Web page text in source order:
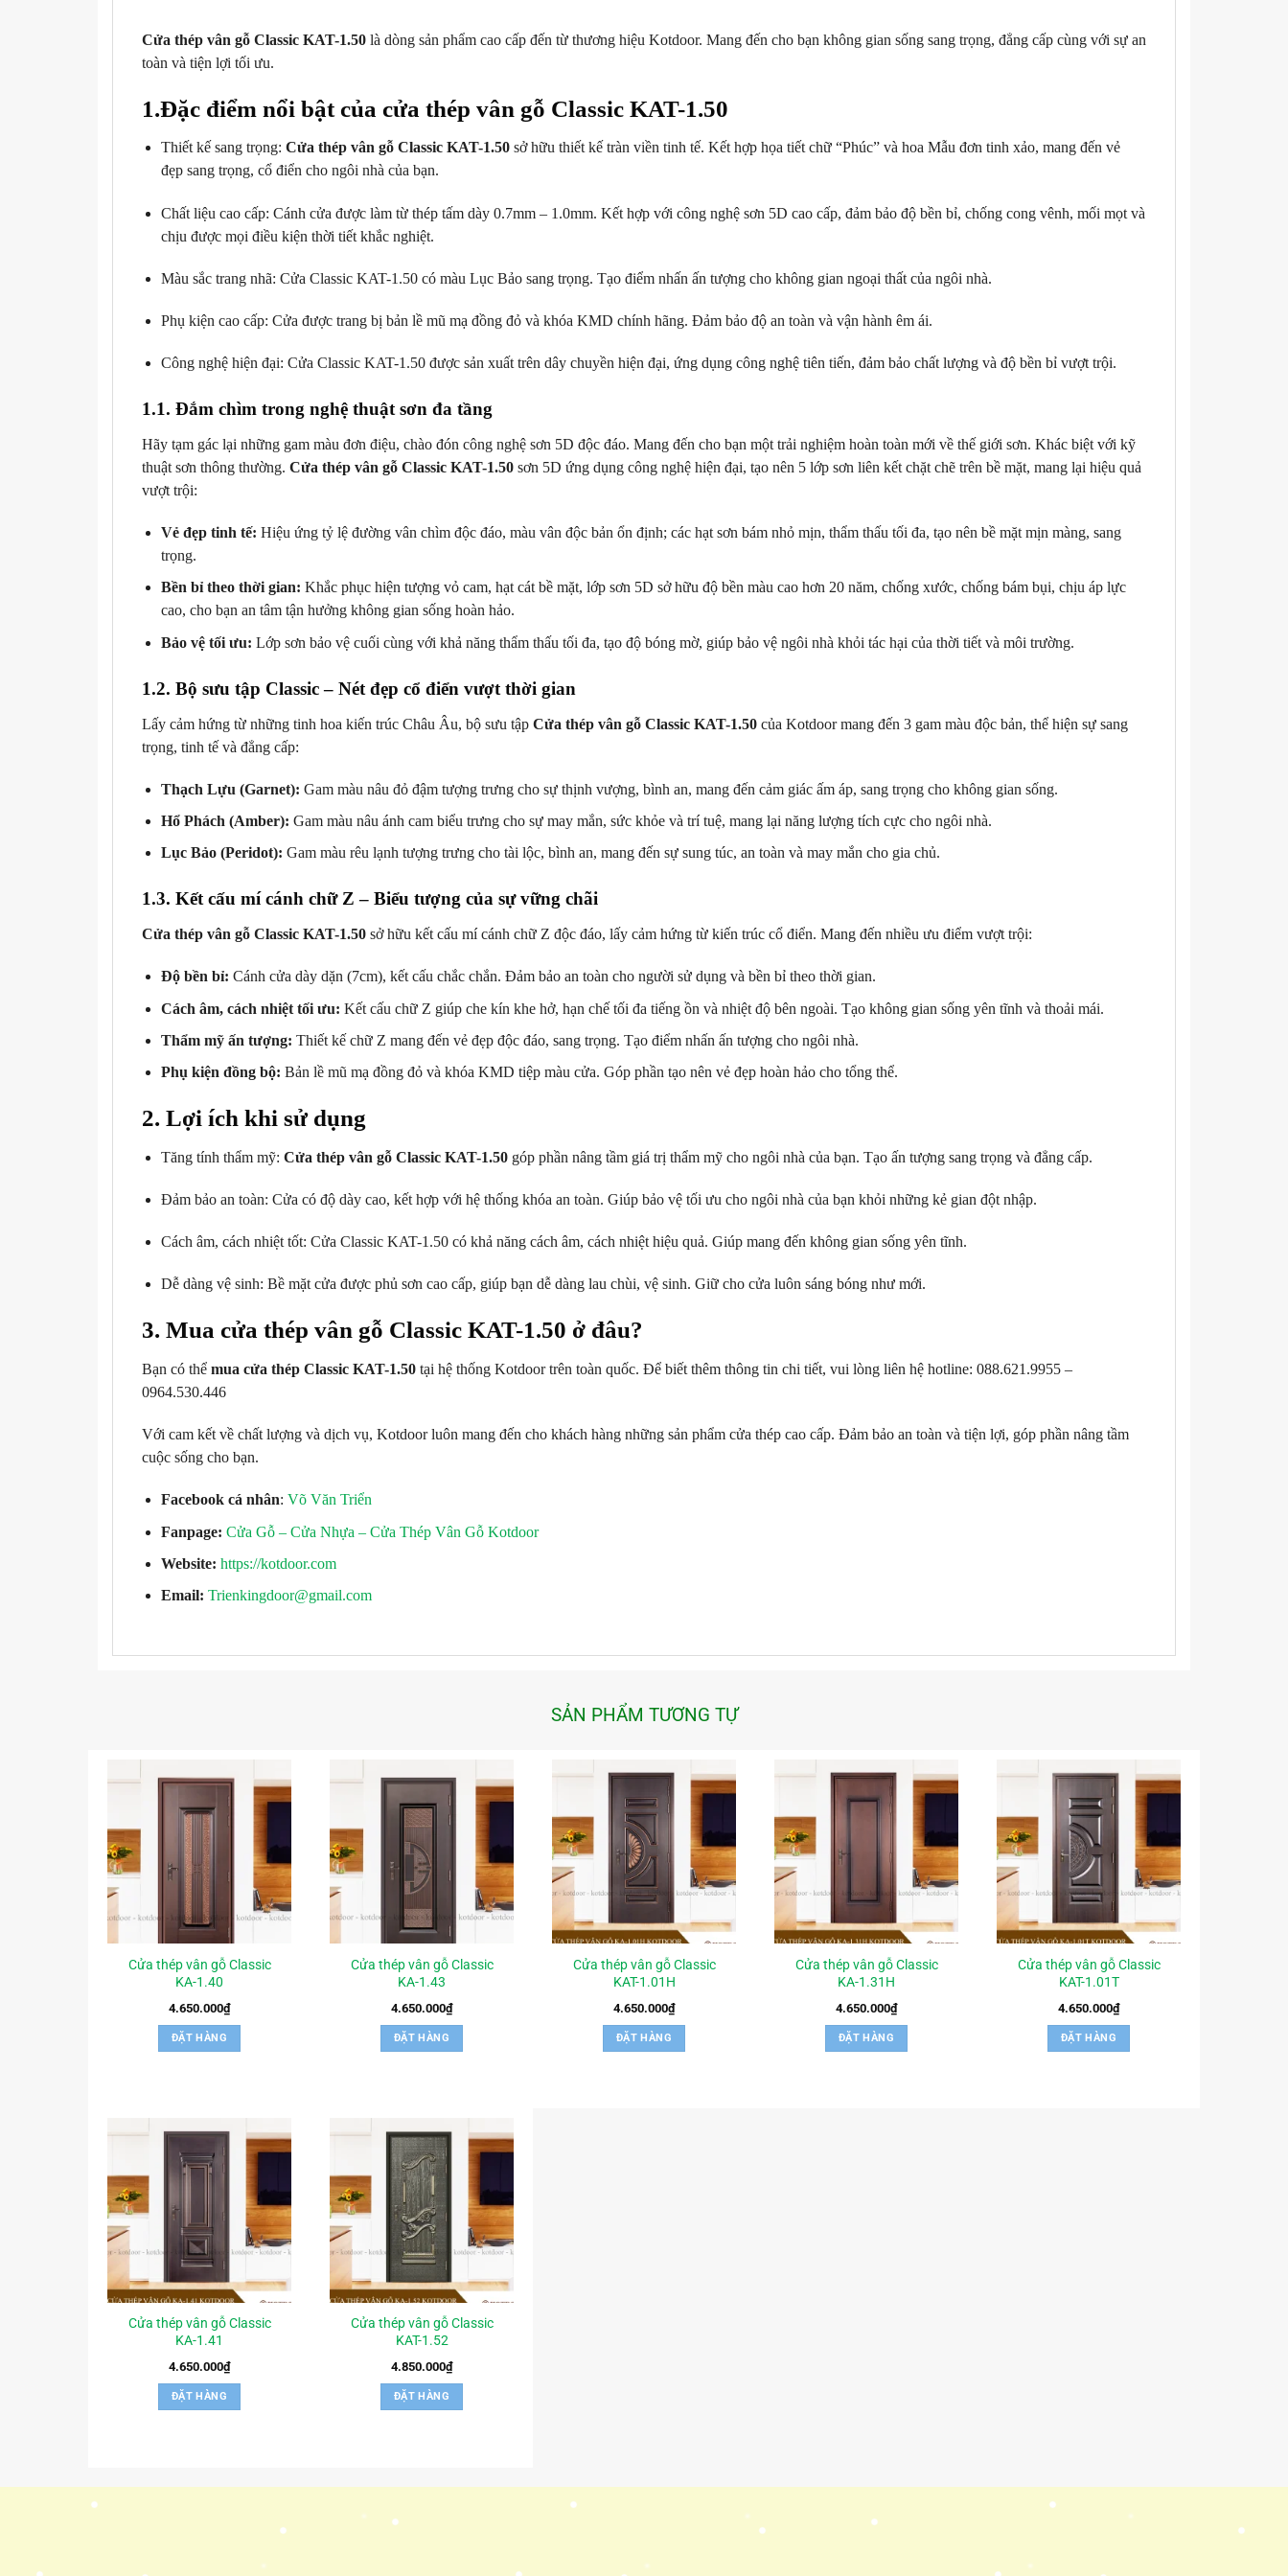
Cửa thép vân gỗ Classic KAT-1.50 là dòng sản phẩm cao cấp đến từ thương hiệu Kotdoor. Mang đến cho bạn không gian sống sang trọng, đẳng cấp cùng với sự an
toàn và tiện lợi tối ưu.
1.Đặc điểm nổi bật của cửa thép vân gỗ Classic KAT-1.50
Thiết kế sang trọng:Cửa thép vân gỗ Classic KAT-1.50 sở hữu thiết kế tràn viền tinh tế. Kết hợp họa tiết chữ “Phúc” và hoa Mẫu đơn tinh xảo, mang đến vẻ
đẹp sang trọng, cổ điển cho ngôi nhà của bạn.
Chất liệu cao cấp: Cánh cửa được làm từ thép tấm dày 0.7mm – 1.0mm. Kết hợp với công nghệ sơn 5D cao cấp, đảm bảo độ bền bỉ, chống cong vênh, mối mọt và
chịu được mọi điều kiện thời tiết khắc nghiệt.
Màu sắc trang nhã: Cửa Classic KAT-1.50 có màu Lục Bảo sang trọng. Tạo điểm nhấn ấn tượng cho không gian ngoại thất của ngôi nhà.
Phụ kiện cao cấp: Cửa được trang bị bản lề mũ mạ đồng đỏ và khóa KMD chính hãng. Đảm bảo độ an toàn và vận hành êm ái.
Công nghệ hiện đại: Cửa Classic KAT-1.50 được sản xuất trên dây chuyền hiện đại, ứng dụng công nghệ tiên tiến, đảm bảo chất lượng và độ bền bỉ vượt trội.
1.1. Đắm chìm trong nghệ thuật sơn đa tầng
Hãy tạm gác lại những gam màu đơn điệu, chào đón công nghệ sơn 5D độc đáo. Mang đến cho bạn một trải nghiệm hoàn toàn mới về thế giới sơn. Khác biệt với kỹ
thuật sơn thông thường. Cửa thép vân gỗ Classic KAT-1.50 sơn 5D ứng dụng công nghệ hiện đại, tạo nên 5 lớp sơn liên kết chặt chẽ trên bề mặt, mang lại hiệu quả
vượt trội:
Vẻ đẹp tinh tế: Hiệu ứng tỷ lệ đường vân chìm độc đáo, màu vân độc bản ổn định; các hạt sơn bám nhỏ mịn, thẩm thấu tối đa, tạo nên bề mặt mịn màng, sang
trọng.
Bền bỉ theo thời gian: Khắc phục hiện tượng vỏ cam, hạt cát bề mặt, lớp sơn 5D sở hữu độ bền màu cao hơn 20 năm, chống xước, chống bám bụi, chịu áp lực
cao, cho bạn an tâm tận hưởng không gian sống hoàn hảo.
Bảo vệ tối ưu: Lớp sơn bảo vệ cuối cùng với khả năng thẩm thấu tối đa, tạo độ bóng mờ, giúp bảo vệ ngôi nhà khỏi tác hại của thời tiết và môi trường.
1.2. Bộ sưu tập Classic – Nét đẹp cổ điển vượt thời gian
Lấy cảm hứng từ những tinh hoa kiến trúc Châu Âu, bộ sưu tập Cửa thép vân gỗ Classic KAT-1.50 của Kotdoor mang đến 3 gam màu độc bản, thể hiện sự sang
trọng, tinh tế và đẳng cấp:
Thạch Lựu (Garnet): Gam màu nâu đỏ đậm tượng trưng cho sự thịnh vượng, bình an, mang đến cảm giác ấm áp, sang trọng cho không gian sống.
Hổ Phách (Amber): Gam màu nâu ánh cam biểu trưng cho sự may mắn, sức khỏe và trí tuệ, mang lại năng lượng tích cực cho ngôi nhà.
Lục Bảo (Peridot): Gam màu rêu lạnh tượng trưng cho tài lộc, bình an, mang đến sự sung túc, an toàn và may mắn cho gia chủ.
1.3. Kết cấu mí cánh chữ Z – Biểu tượng của sự vững chãi
Cửa thép vân gỗ Classic KAT-1.50 sở hữu kết cấu mí cánh chữ Z độc đáo, lấy cảm hứng từ kiến trúc cổ điển. Mang đến nhiều ưu điểm vượt trội:
Độ bền bỉ: Cánh cửa dày dặn (7cm), kết cấu chắc chắn. Đảm bảo an toàn cho người sử dụng và bền bỉ theo thời gian.
Cách âm, cách nhiệt tối ưu: Kết cấu chữ Z giúp che kín khe hở, hạn chế tối đa tiếng ồn và nhiệt độ bên ngoài. Tạo không gian sống yên tĩnh và thoải mái.
Thẩm mỹ ấn tượng: Thiết kế chữ Z mang đến vẻ đẹp độc đáo, sang trọng. Tạo điểm nhấn ấn tượng cho ngôi nhà.
Phụ kiện đồng bộ: Bản lề mũ mạ đồng đỏ và khóa KMD tiệp màu cửa. Góp phần tạo nên vẻ đẹp hoàn hảo cho tổng thể.
2. Lợi ích khi sử dụng
Tăng tính thẩm mỹ:Cửa thép vân gỗ Classic KAT-1.50 góp phần nâng tầm giá trị thẩm mỹ cho ngôi nhà của bạn. Tạo ấn tượng sang trọng và đẳng cấp.
Đảm bảo an toàn: Cửa có độ dày cao, kết hợp với hệ thống khóa an toàn. Giúp bảo vệ tối ưu cho ngôi nhà của bạn khỏi những kẻ gian đột nhập.
Cách âm, cách nhiệt tốt: Cửa Classic KAT-1.50 có khả năng cách âm, cách nhiệt hiệu quả. Giúp mang đến không gian sống yên tĩnh.
Dễ dàng vệ sinh: Bề mặt cửa được phủ sơn cao cấp, giúp bạn dễ dàng lau chùi, vệ sinh. Giữ cho cửa luôn sáng bóng như mới.
3. Mua cửa thép vân gỗ Classic KAT-1.50 ở đâu?
Bạn có thể mua cửa thép Classic KAT-1.50 tại hệ thống Kotdoor trên toàn quốc. Để biết thêm thông tin chi tiết, vui lòng liên hệ hotline: 088.621.9955 –
0964.530.446
Với cam kết về chất lượng và dịch vụ, Kotdoor luôn mang đến cho khách hàng những sản phẩm cửa thép cao cấp. Đảm bảo an toàn và tiện lợi, góp phần nâng tầm
cuộc sống cho bạn.
Facebook cá nhân:Võ Văn Triển
Fanpage: Cửa Gỗ – Cửa Nhựa – Cửa Thép Vân Gỗ Kotdoor
Website: https://kotdoor.com
Email: Trienkingdoor@gmail.com
SẢN PHẨM TƯƠNG TỰ
Cửa thép vân gỗ Classic
KA-1.40
4.650.000₫
ĐẶT HÀNG
Cửa thép vân gỗ Classic
KA-1.43
4.650.000₫
ĐẶT HÀNG
Cửa thép vân gỗ Classic
KAT-1.01H
4.650.000₫
ĐẶT HÀNG
Cửa thép vân gỗ Classic
KA-1.31H
4.650.000₫
ĐẶT HÀNG
Cửa thép vân gỗ Classic
KAT-1.01T
4.650.000₫
ĐẶT HÀNG
Cửa thép vân gỗ Classic
KA-1.41
4.650.000₫
ĐẶT HÀNG
Cửa thép vân gỗ Classic
KAT-1.52
4.850.000₫
ĐẶT HÀNG